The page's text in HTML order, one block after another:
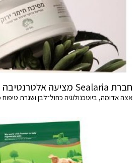
חברת Sealaria מציעה אלטרנטיבה מדעית לשוק הטיפוח
אצה אדומה, ביוטכנולוגיה כחול־לבן ושגרת